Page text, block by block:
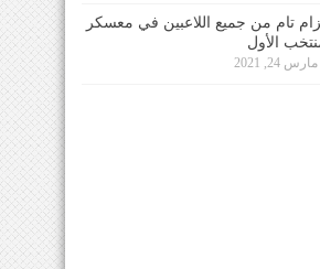
تام من جميع اللاعبين في معسكر
الأول
مارس 24, 2021